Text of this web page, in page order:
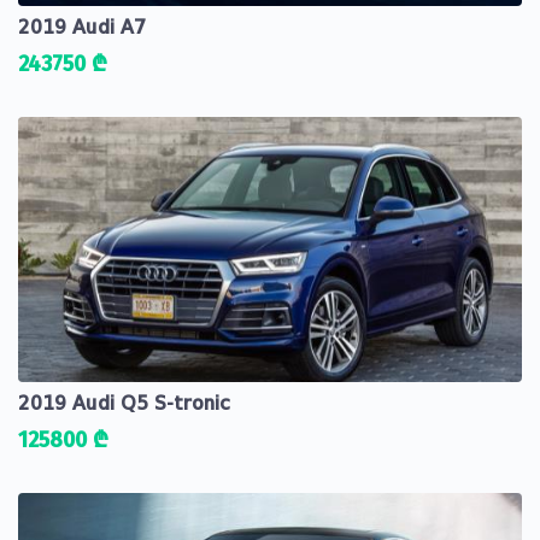
2019 Audi A7
243750 ₾
2019 Audi Q5 S-tronic
125800 ₾